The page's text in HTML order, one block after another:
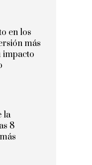
en los
más
impacto
la
8